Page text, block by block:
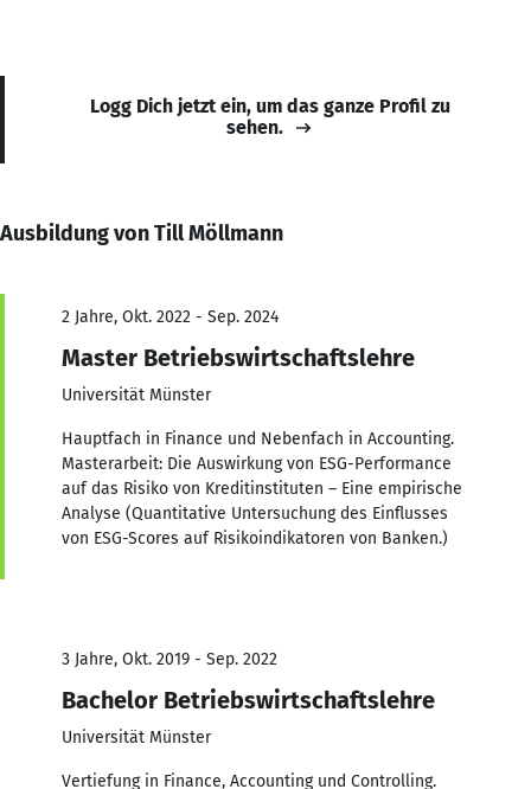
Logg Dich jetzt ein, um das ganze Profil zu
sehen.
Ausbildung von Till Möllmann
2 Jahre, Okt. 2022 - Sep. 2024
Master Betriebswirtschaftslehre
Universität Münster
Hauptfach in Finance und Nebenfach in Accounting.
Masterarbeit: Die Auswirkung von ESG-Performance
auf das Risiko von Kreditinstituten – Eine empirische
Analyse (Quantitative Untersuchung des Einflusses
von ESG-Scores auf Risikoindikatoren von Banken.)
3 Jahre, Okt. 2019 - Sep. 2022
Bachelor Betriebswirtschaftslehre
Universität Münster
Vertiefung in Finance, Accounting und Controlling.